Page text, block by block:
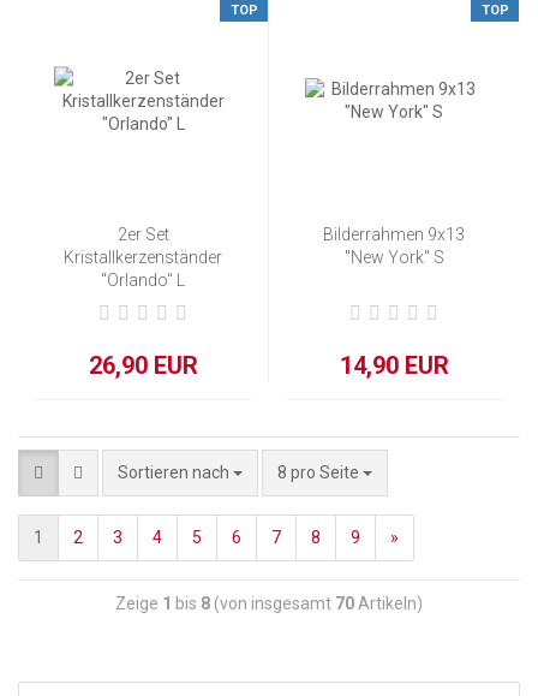
TOP
2er Set
Kristallkerzenständer
"Orlando" L
26,90 EUR
TOP
Bilderrahmen 9x13
"New York" S
14,90 EUR
Sortieren nach 8 pro Seite
1 2 3 4 5 6 7 8 9 »
Zeige 1 bis 8 (von insgesamt 70 Artikeln)